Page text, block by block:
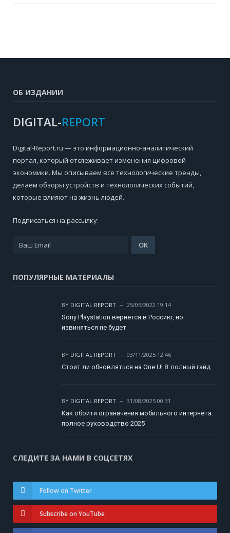
ОБ ИЗДАНИИ
DIGITAL-REPORT
Digital-Report.ru — это информационно-аналитический
портал, который отслеживает изменения цифровой
экономики. Мы описываем все технологические тренды,
делаем обзоры устройств и технологических событий,
которые влияют на жизнь людей.
Подписаться на рассылку:
ПОПУЛЯРНЫЕ МАТЕРИАЛЫ
BY DIGITAL REPORT
25/05/2022 19:14
Sony Playstation вернется в Россию, но
извиняться не будет
BY DIGITAL REPORT
03/11/2025 12:46
Стоит ли обновляться на One UI 8: полный гайд
BY DIGITAL REPORT
31/08/2025 00:31
Как обойти ограничения мобильного интернета:
полное руководство 2025
СЛЕДИТЕ ЗА НАМИ В СОЦСЕТЯХ
Follow on Twitter
Subscribe on YouTube